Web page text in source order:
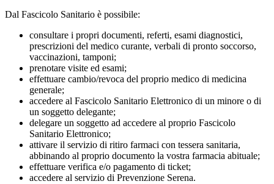
Dal Fascicolo Sanitario è possibile:
consultare i propri documenti, referti, esami diagnostici,
prescrizioni del medico curante, verbali di pronto soccorso,
vaccinazioni, tamponi;
prenotare visite ed esami;
effettuare cambio/revoca del proprio medico di medicina
generale;
accedere al Fascicolo Sanitario Elettronico di un minore o di
un soggetto delegante;
delegare un soggetto ad accedere al proprio Fascicolo
Sanitario Elettronico;
attivare il servizio di ritiro farmaci con tessera sanitaria,
abbinando al proprio documento la vostra farmacia abituale;
effettuare verifica e/o pagamento di ticket;
accedere al servizio di Prevenzione Serena.